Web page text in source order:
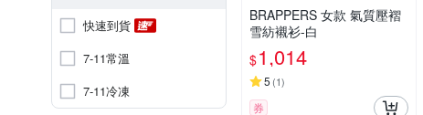
快速到貨
7-11常溫
7-11冷凍
BRAPPERS 女款 氣質壓褶
雪紡襯衫-白
$1,014
5 (1)
券